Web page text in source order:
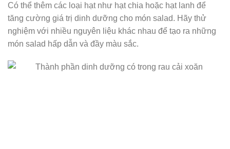
Có thể thêm các loại hạt như hạt chia hoặc hạt lanh để
tăng cường giá trị dinh dưỡng cho món salad. Hãy thử
nghiệm với nhiều nguyên liệu khác nhau để tạo ra những
món salad hấp dẫn và đầy màu sắc.